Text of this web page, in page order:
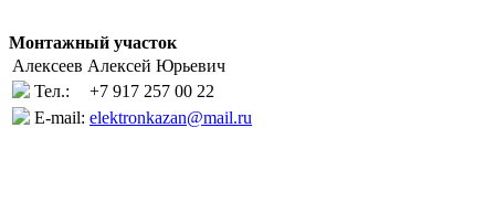
Монтажный участок
Алексеев Алексей Юрьевич
Тел.:
+7 917 257 00 22
E-mail: elektronkazan@mail.ru